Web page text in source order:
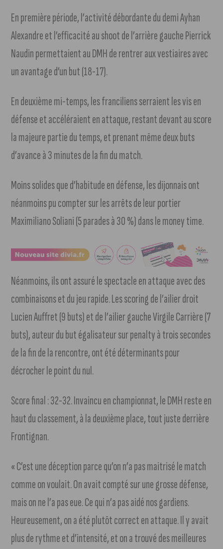
En première période, l’activité débordante du demi Ayhan
Alexandre et l’efficacité au shoot de l’arrière gauche Pierrick
Naudin permettaient au DMH de rentrer aux vestiaires avec
un avantage d’un but (18-17).
En deuxième mi-temps, les franciliens serraient les vis en
défense et accéléraient en attaque, restant devant au score
la majeure partie du temps, et prenant même deux buts
d’avance à 3 minutes de la fin du match.
Moins solides que d’habitude en défense, les dijonnais ont
néanmoins pu compter sur les arrêts de leur portier
Maximiliano Soliani (5 parades à 30 %) dans le money time.
Néanmoins, ils ont assuré le spectacle en attaque avec des
combinaisons et du jeu rapide. Les scoring de l’ailier droit
Lucien Auffret (9 buts) et de l’ailier gauche Virgile Carrière (7
buts), auteur du but égalisateur sur penalty à trois secondes
de la fin de la rencontre, ont été déterminants pour
décrocher le point du nul.
Score final : 32-32. Invaincu en championnat, le DMH reste en
haut du classement, à la deuxième place, tout juste derrière
Frontignan.
« C’est une déception parce qu’on n’a pas maitrisé le match
comme on voulait. On avait compté sur une grosse défense,
mais on ne l’a pas eue. Ce qui n’a pas aidé nos gardiens.
Heureusement, on a été plutôt correct en attaque. Il y avait
plus de rythme et d’intensité, et on a trouvé des meilleures